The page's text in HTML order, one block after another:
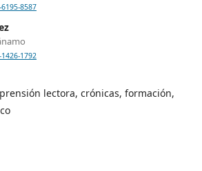
8587
1792
lectora, crónicas, formación,